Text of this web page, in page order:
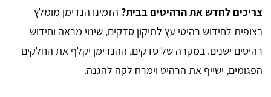
צריכים לחדש את הרהיטים בבית? הזמינו הנדימן מומלץ
בצופית לחידוש רהיטי עץ לתיקון סדקים, שינוי מראה וחידוש
רהיטים ישנים. במקרה של סדקים, ההנדימן יקלף את החלקים
הפגומים, ישייף את הרהיט וימרח לקה להגנה.